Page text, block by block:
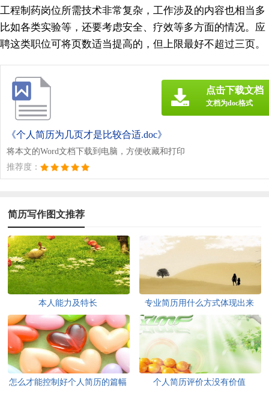
工程制药岗位所需技术非常复杂，工作涉及的内容也相当多
比如各类实验等，还要考虑安全、疗效等多方面的情况。应
聘这类职位可将页数适当提高的，但上限最好不超过三页。
《个人简历为几页才是比较合适.doc》
将本文的Word文档下载到电脑，方便收藏和打印
推荐度：
点击下载文档
文档为doc格式
简历写作图文推荐
本人能力及特长 专业简历用什么方式体现出来
怎么才能控制好个人简历的篇幅 个人简历评价太没有价值